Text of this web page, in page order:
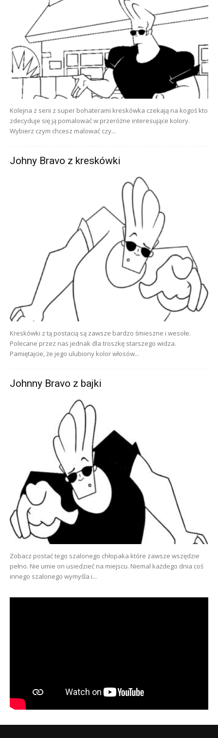
Kolejna z serii z super bohaterami kreskówka czekają na kogoś kto
zdecyduje się ją pomalować w przeróżne interesujące kolory.
Wybierz czym chcesz malować czy...
Johny Bravo z kreskówki
Kreskówki z tą postacią są zawsze bardzo śmieszne i wesołe.
Polecane przez nas jednak dla troszkę starszego widza.
Pamiętajcie, że jego ulubiony kolor włosów...
Johnny Bravo z bajki
Zobacz postać tego szalonego chłopaka które zawsze wszędzie
pełno. Nie umie on usiedzieć na miejscu. Niemal każdego dnia coś
innego szalonego wymyśla i...